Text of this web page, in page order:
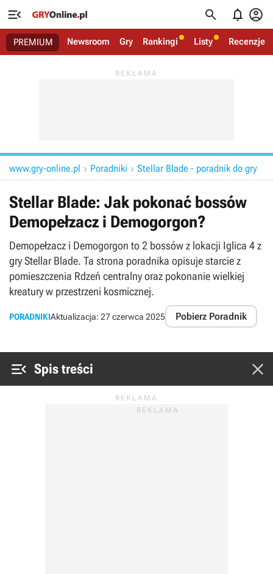
   
PREMIUM Newsroom Gry Rankingi Listy Recenzje
www.gry-online.pl  Poradniki  Stellar Blade - poradnik do gry
Stellar Blade: Jak pokonać bossów
Demopełzacz i Demogorgon?
Demopełzacz i Demogorgon to 2 bossów z lokacji Iglica 4 z
gry Stellar Blade. Ta strona poradnika opisuje starcie z
pomieszczenia Rdzeń centralny oraz pokonanie wielkiej
kreatury w przestrzeni kosmicznej.
PORADNIKIAktualizacja: 27 czerwca 2025 Pobierz Poradnik
 Spis treści 